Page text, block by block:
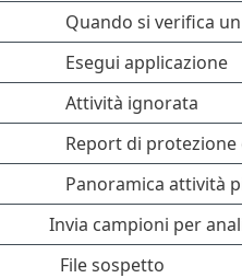
Quando si verifica
Esegui applicazione
Attività ignorata
Report di
Panoramica attività
Invia campioni per
File sospetto